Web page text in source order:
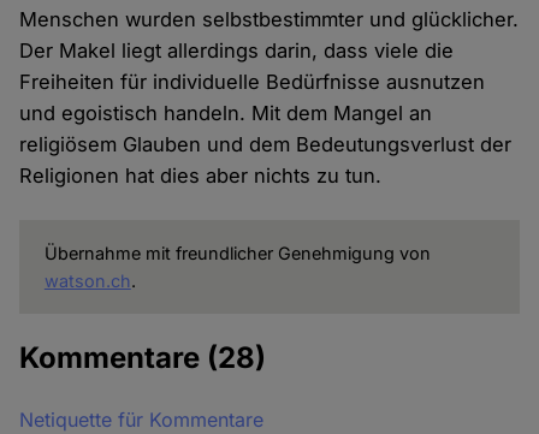
Menschen wurden selbstbestimmter und glücklicher.
Der Makel liegt allerdings darin, dass viele die
Freiheiten für individuelle Bedürfnisse ausnutzen
und egoistisch handeln. Mit dem Mangel an
religiösem Glauben und dem Bedeutungsverlust der
Religionen hat dies aber nichts zu tun.
Übernahme mit freundlicher Genehmigung von
watson.ch.
Kommentare (28)
Netiquette für Kommentare